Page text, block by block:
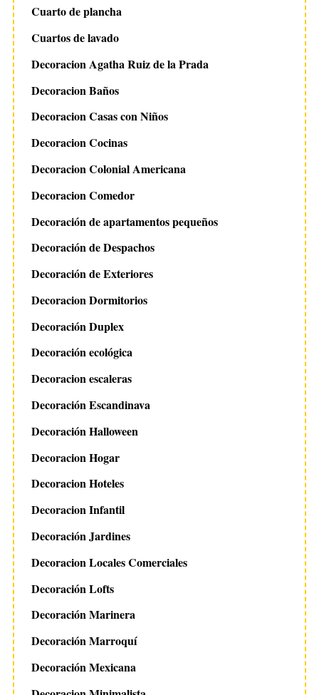
Cuarto de plancha
Cuartos de lavado
Decoracion Agatha Ruiz de la Prada
Decoracion Baños
Decoracion Casas con Niños
Decoracion Cocinas
Decoracion Colonial Americana
Decoracion Comedor
Decoración de apartamentos pequeños
Decoración de Despachos
Decoración de Exteriores
Decoracion Dormitorios
Decoración Duplex
Decoración ecológica
Decoracion escaleras
Decoración Escandinava
Decoración Halloween
Decoracion Hogar
Decoracion Hoteles
Decoracion Infantil
Decoración Jardines
Decoracion Locales Comerciales
Decoración Lofts
Decoración Marinera
Decoración Marroquí
Decoración Mexicana